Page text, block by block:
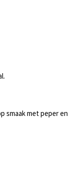
smaak met peper en